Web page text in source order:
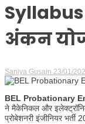
Syllabus
अंकन
Saniya Gusain 23/01/
BEL Probationary
ने मैकेनिकल और
प्रोबेशनरी इंजीनियर भर्ती